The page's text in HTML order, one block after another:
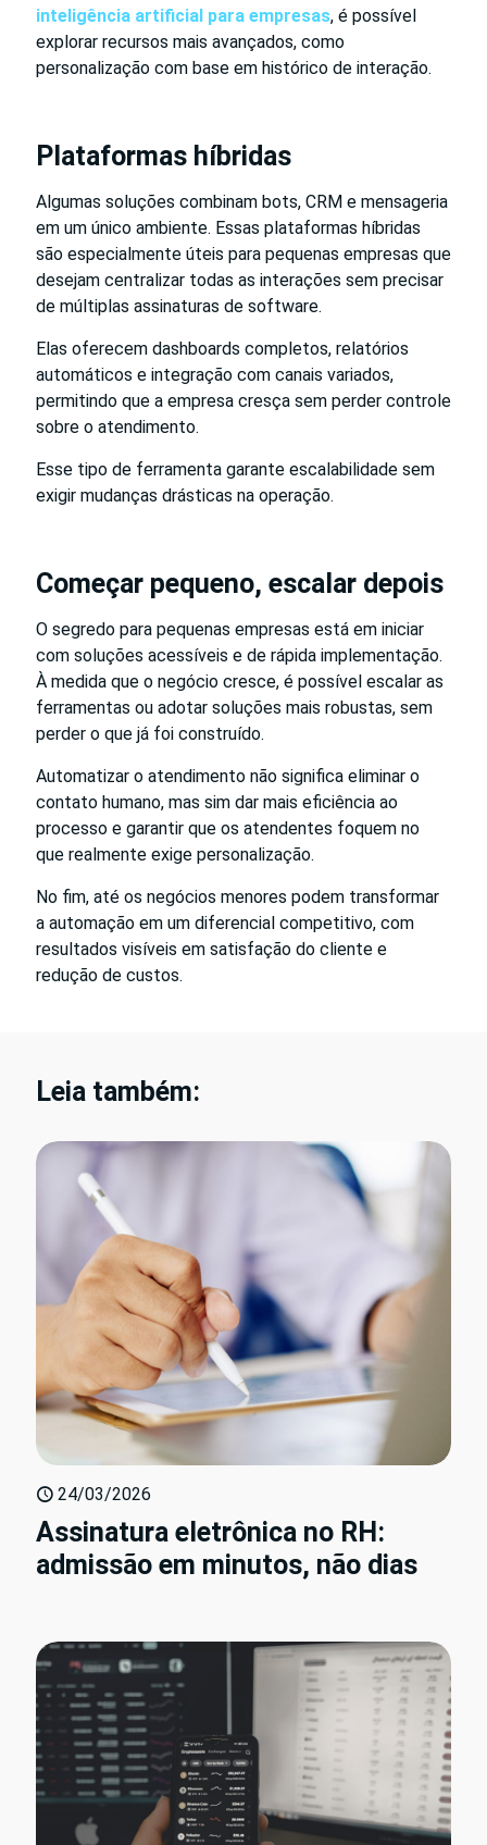
inteligência artificial para empresas, é possível
explorar recursos mais avançados, como
personalização com base em histórico de interação.
Plataformas híbridas
Algumas soluções combinam bots, CRM e mensageria
em um único ambiente. Essas plataformas híbridas
são especialmente úteis para pequenas empresas que
desejam centralizar todas as interações sem precisar
de múltiplas assinaturas de software.
Elas oferecem dashboards completos, relatórios
automáticos e integração com canais variados,
permitindo que a empresa cresça sem perder controle
sobre o atendimento.
Esse tipo de ferramenta garante escalabilidade sem
exigir mudanças drásticas na operação.
Começar pequeno, escalar depois
O segredo para pequenas empresas está em iniciar
com soluções acessíveis e de rápida implementação.
À medida que o negócio cresce, é possível escalar as
ferramentas ou adotar soluções mais robustas, sem
perder o que já foi construído.
Automatizar o atendimento não significa eliminar o
contato humano, mas sim dar mais eficiência ao
processo e garantir que os atendentes foquem no
que realmente exige personalização.
No fim, até os negócios menores podem transformar
a automação em um diferencial competitivo, com
resultados visíveis em satisfação do cliente e
redução de custos.
Leia também:
24/03/2026
Assinatura eletrônica no RH:
admissão em minutos, não dias